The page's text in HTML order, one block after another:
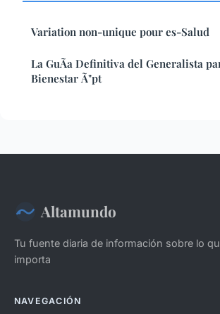
Variation non-unique pour es-Salud
La GuÃ­a Definitiva del Generalista
Bienestar Ã"pt
Altamundo
Tu fuente diaria de información sobre lo
importa
NAVEGACIÓN